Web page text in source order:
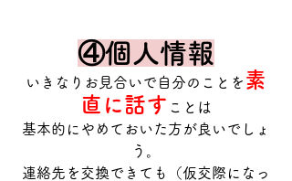
④個人情報
いきなりお見合いで自分のことを 素
直に話す ことは
基本的にやめておいた方が良いでしょ
う。
連絡先を交換できても（仮交際になっ